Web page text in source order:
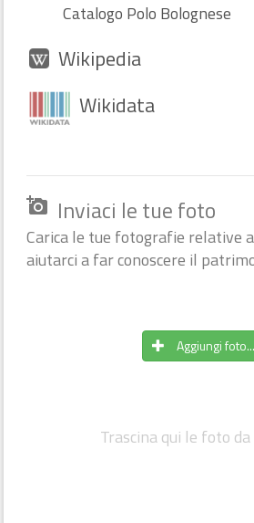
Catalogo Polo Bolognese
Wikipedia
Wikidata
add_a_photo Inviaci le tue foto
Carica le tue fotografie relative
aiutarci a far conoscere il
Aggiungi foto...
Trascina qui le foto